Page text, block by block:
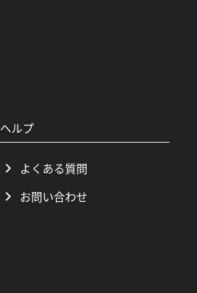
ヘルプ
よくある質問
お問い合わせ